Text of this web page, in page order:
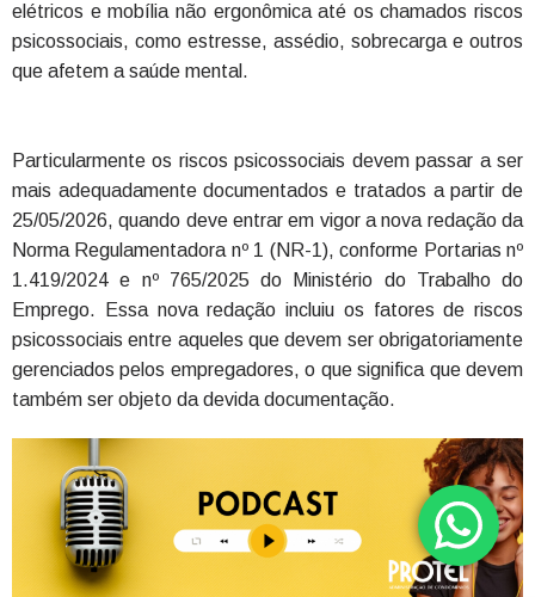
elétricos e mobília não ergonômica até os chamados riscos
psicossociais, como estresse, assédio, sobrecarga e outros
que afetem a saúde mental.
Particularmente os riscos psicossociais devem passar a ser
mais adequadamente documentados e tratados a partir de
25/05/2026, quando deve entrar em vigor a nova redação da
Norma Regulamentadora nº 1 (NR-1), conforme Portarias nº
1.419/2024 e nº 765/2025 do Ministério do Trabalho do
Emprego. Essa nova redação incluiu os fatores de riscos
psicossociais entre aqueles que devem ser obrigatoriamente
gerenciados pelos empregadores, o que significa que devem
também ser objeto da devida documentação.